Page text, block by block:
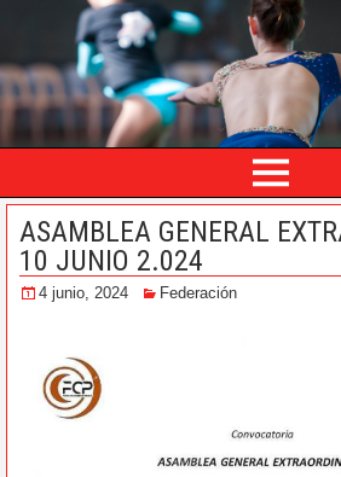
ASAMBLEA GENERAL
10 JUNIO 2.024
4 junio, 2024 Federación